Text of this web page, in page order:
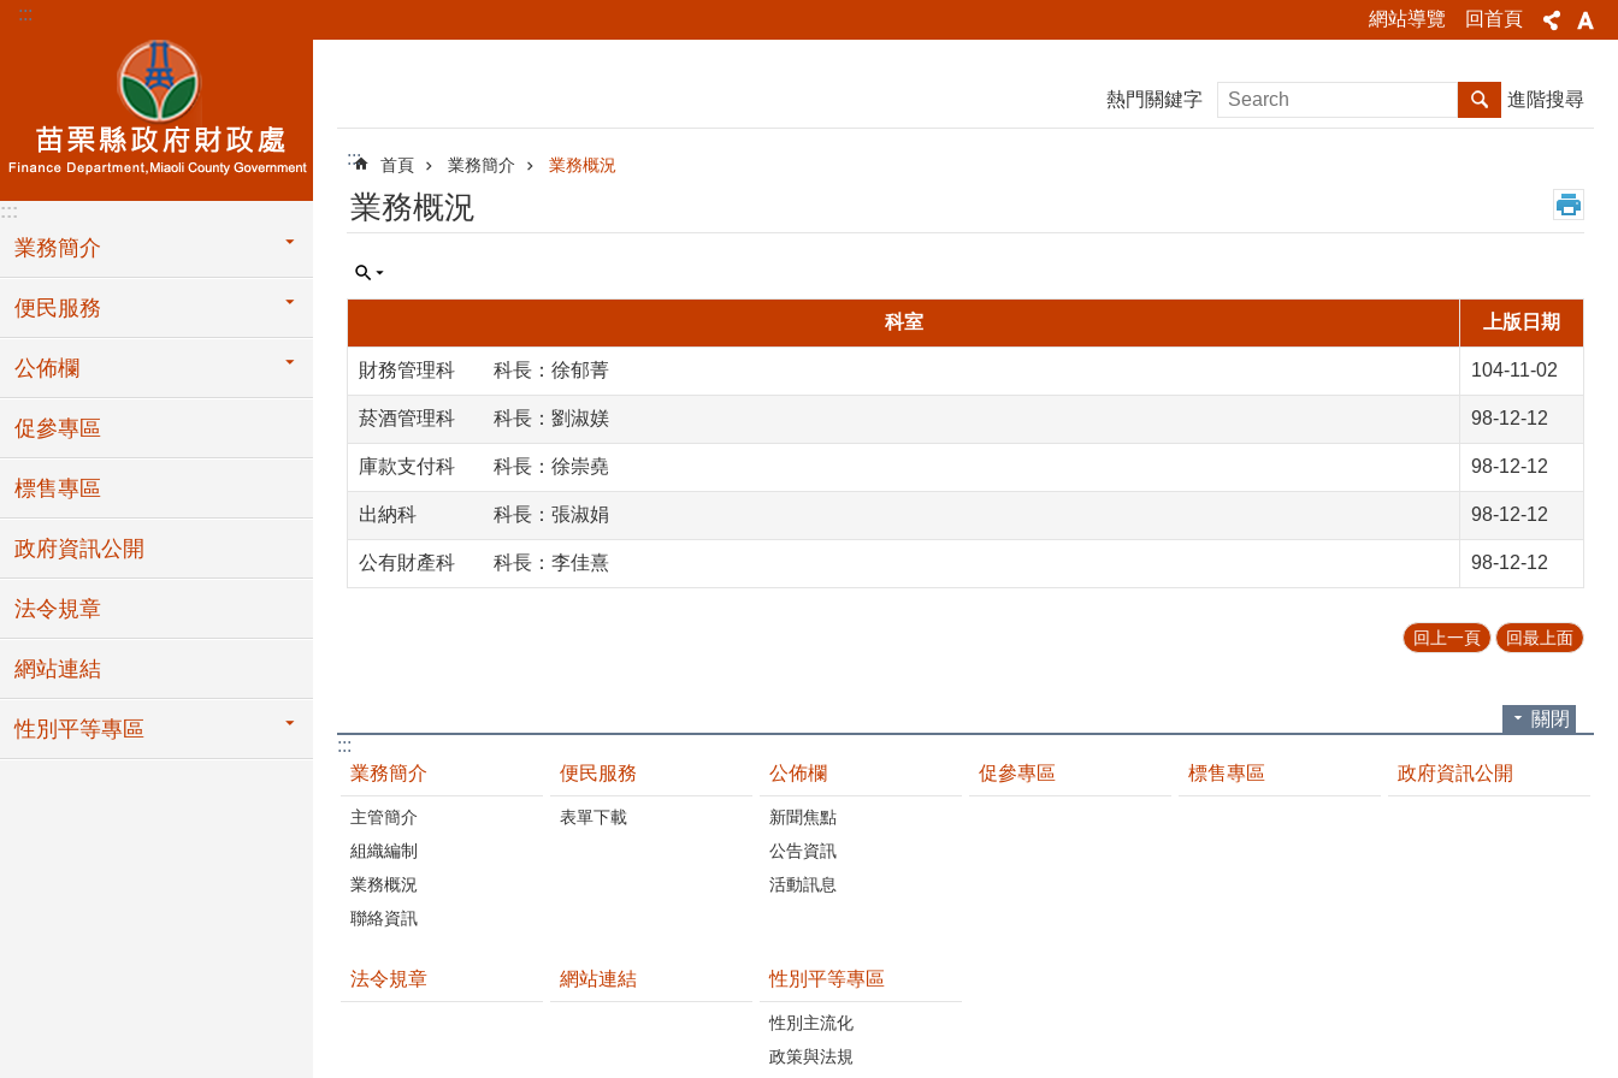
跳到主要內容區塊
::: 網站導覽 回首頁
:::
業務簡介
便民服務
公佈欄
促參專區
標售專區
政府資訊公開
法令規章
網站連結
性別平等專區
熱門關鍵字 進階搜尋
::: 首頁 業務簡介 業務概況
業務概況
科室 上版日期
財務管理科 科長：徐郁菁 104-11-02
菸酒管理科 科長：劉淑媄 98-12-12
庫款支付科 科長：徐崇堯 98-12-12
出納科 科長：張淑娟 98-12-12
公有財產科 科長：李佳熹 98-12-12
回上一頁 回最上面
關閉
:::
業務簡介
主管簡介
組織編制
業務概況
聯絡資訊
便民服務
表單下載
公佈欄
新聞焦點
公告資訊
活動訊息
促參專區 標售專區 政府資訊公開
法令規章 網站連結 性別平等專區
性別主流化
政策與法規